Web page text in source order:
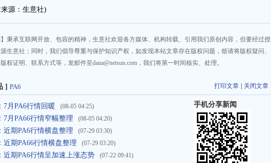
：生意社)
】秉承互联网开放、包容的精神，生意社欢迎各方媒体、机构转载、引用我们原创内容，但要经过授
生意社；同时，我们倡导尊重与保护知识产权，如发现本站文章存在版权问题，烦请将版权疑问、
权证明、联系方式等，发邮件至dana@netsun.com，我们将第一时间核实、处理。
打印文章 关闭文章
] PA6
7月PA6行情回暖 (08-05 04:25)
7月PA66行情窄幅整理 (08-05 04:20)
近期PA6行情横盘整理 (07-29 03:30)
近期PA66行情横盘整理 (07-29 03:20)
近期PA6行情呈加速上涨态势 (07-22 09:41)
手机分享新闻